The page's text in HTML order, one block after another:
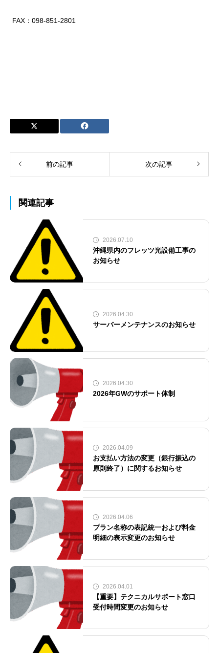
FAX：098-851-2801
前の記事 次の記事
関連記事
2026.07.10
沖縄県内のフレッツ光設備工事の
お知らせ
2026.04.30
サーバーメンテナンスのお知らせ
2026.04.30
2026年GWのサポート体制
2026.04.09
お支払い方法の変更（銀行振込の
原則終了）に関するお知らせ
2026.04.06
プラン名称の表記統一および料金
明細の表示変更のお知らせ
2026.04.01
【重要】テクニカルサポート窓口
受付時間変更のお知らせ